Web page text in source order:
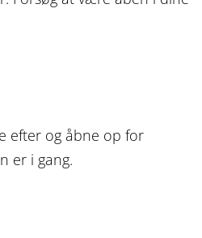
efter og åbne op for
er i gang.